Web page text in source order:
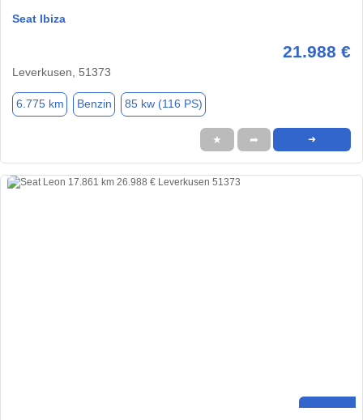
Seat Ibiza
21.988 €
Leverkusen, 51373
6.775 km Benzin 85 kw (116 PS)
★ ➦ ➜